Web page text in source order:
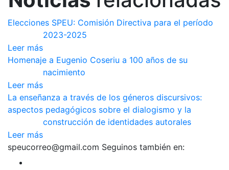
entradas
Elecciones SPEU: Comisión Directiva para el período
2023-2025
Leer más
Homenaje a Eugenio Coseriu a 100 años de su
nacimiento
Leer más
La enseñanza a través de los géneros discursivos:
aspectos pedagógicos sobre el dialogismo y la
construcción de identidades autorales
Leer más
speucorreo@gmail.com Seguinos también en: